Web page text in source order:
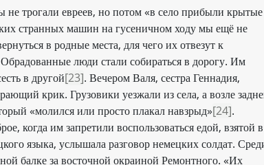
не трогали евреев, но потом «в село прибыли крытые
странных машин на гусеничном ходу мы ещё не
в родные места, для чего их отвезут к
люди стали собираться в дорогу. Им
в другой[23]. Вечером Валя, сестра Геннадия,
крик. Грузовики уезжали из села, а возле
«молился или просто плакал навзрыд»[24].
когда им запретили воспользоваться едой, взятой в
языка, услышала разговор немецких солдат.
балке за восточной окраиной Ремонтного. «Их